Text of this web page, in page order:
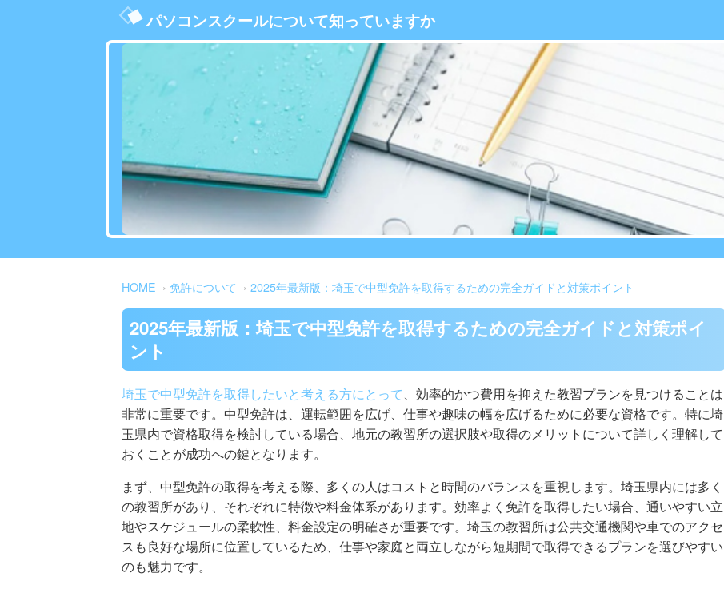
パソコンスクールについて知っていますか
HOME 免許について 2025年最新版：埼玉で中型免許を取得するための完全ガイドと対策ポイント
2025年最新版：埼玉で中型免許を取得するための完全ガイドと対策ポイ
ント
埼玉で中型免許を取得したいと考える方にとって、効率的かつ費用を抑えた教習プランを見つけることは
非常に重要です。中型免許は、運転範囲を広げ、仕事や趣味の幅を広げるために必要な資格です。特に埼
玉県内で資格取得を検討している場合、地元の教習所の選択肢や取得のメリットについて詳しく理解して
おくことが成功への鍵となります。
まず、中型免許の取得を考える際、多くの人はコストと時間のバランスを重視します。埼玉県内には多く
の教習所があり、それぞれに特徴や料金体系があります。効率よく免許を取得したい場合、通いやすい立
地やスケジュールの柔軟性、料金設定の明確さが重要です。埼玉の教習所は公共交通機関や車でのアクセ
スも良好な場所に位置しているため、仕事や家庭と両立しながら短期間で取得できるプランを選びやすい
のも魅力です。